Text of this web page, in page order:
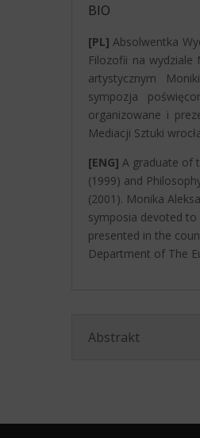
BIO
[PL]Absolwentka
Filozofii na wydziale
artystycznym
sympozja
organizowane i
Mediacji Sztuki
[ENG] A graduate of
(1999) and
(2001). Monika
symposia devoted
presented in the
Department of The
Abstrakt